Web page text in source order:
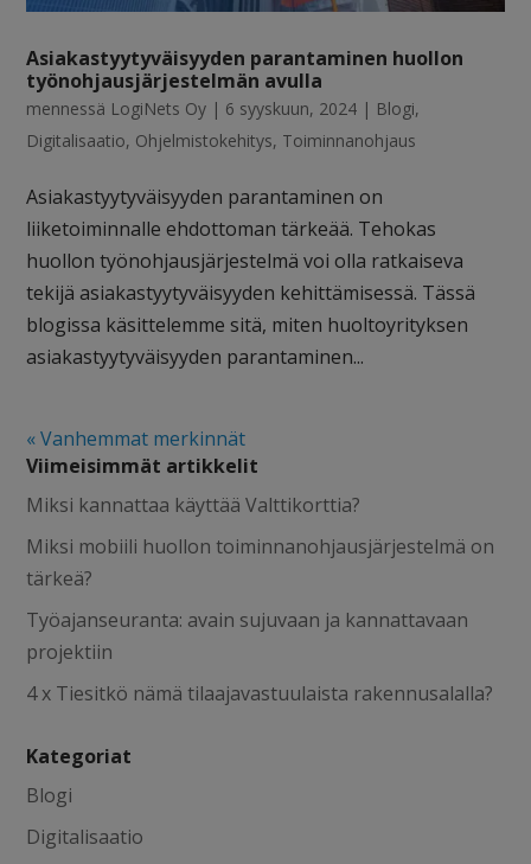
Asiakastyytyväisyyden parantaminen huollon
työnohjausjärjestelmän avulla
mennessä LogiNets Oy | 6 syyskuun, 2024 | Blogi,
Digitalisaatio, Ohjelmistokehitys, Toiminnanohjaus
Asiakastyytyväisyyden parantaminen on
liiketoiminnalle ehdottoman tärkeää. Tehokas
huollon työnohjausjärjestelmä voi olla ratkaiseva
tekijä asiakastyytyväisyyden kehittämisessä. Tässä
blogissa käsittelemme sitä, miten huoltoyrityksen
asiakastyytyväisyyden parantaminen...
« Vanhemmat merkinnät
Viimeisimmät artikkelit
Miksi kannattaa käyttää Valttikorttia?
Miksi mobiili huollon toiminnanohjausjärjestelmä on
tärkeä?
Työajanseuranta: avain sujuvaan ja kannattavaan
projektiin
4 x Tiesitkö nämä tilaajavastuulaista rakennusalalla?
Kategoriat
Blogi
Digitalisaatio